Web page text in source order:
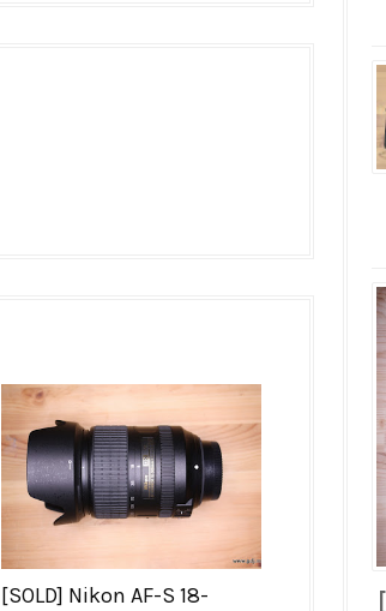
[SOLD] Nikon AF-S 18-